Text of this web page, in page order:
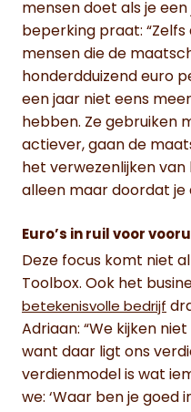
mensen doet als je
beperking praat:
mensen die de
honderdduizend euro
een jaar niet eens
hebben. Ze gebruiken
actiever, gaan de
het verwezenlijken van
alleen maar doordat je
Euro’s in ruil voor
Deze focus komt niet
Toolbox. Ook het
betekenisvolle bedrijf
Adriaan: “We kijken
want daar ligt ons
verdienmodel is wat
we: ‘Waar ben je goed